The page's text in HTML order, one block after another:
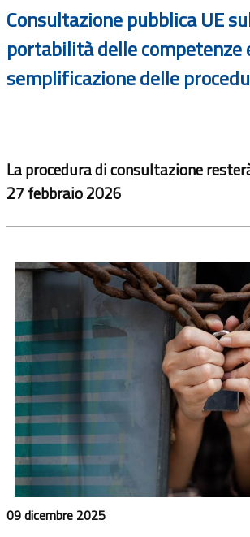
Consultazione pubblica UE
portabilità delle competenze
semplificazione delle
La procedura di consultazione
27 febbraio 2026
09 dicembre 2025